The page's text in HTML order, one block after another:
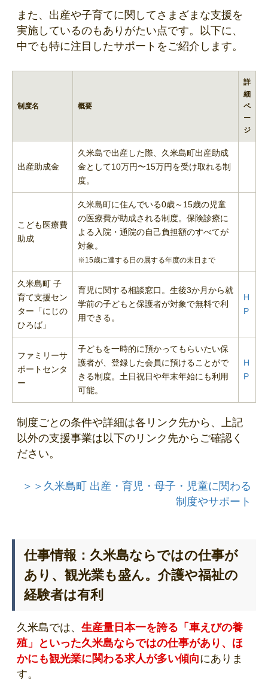
また、出産や子育てに関してさまざまな支援を
実施しているのもありがたい点です。以下に、
中でも特に注目したサポートをご紹介します。
制度名 概要
詳
細
ペ
ー
ジ
出産助成金
久米島で出産した際、久米島町出産助成
金として10万円〜15万円を受け取れる制
度。
こども医療費
助成
久米島町に住んでいる0歳～15歳の児童
の医療費が助成される制度。保険診療に
よる入院・通院の自己負担額のすべてが
対象。
※15歳に達する日の属する年度の末日まで
久米島町 子
育て支援セン
ター「にじの
ひろば」
育児に関する相談窓口。生後3か月から就
学前の子どもと保護者が対象で無料で利
用できる。
H
P
ファミリーサ
ポートセンタ
ー
子どもを一時的に預かってもらいたい保
護者が、登録した会員に預けることがで
きる制度。土日祝日や年末年始にも利用
可能。
H
P
制度ごとの条件や詳細は各リンク先から、上記
以外の支援事業は以下のリンク先からご確認く
ださい。
＞＞久米島町 出産・育児・母子・児童に関わる
制度やサポート
仕事情報：久米島ならではの仕事が
あり、観光業も盛ん。介護や福祉の
経験者は有利
久米島では、 生産量日本一を誇る「車えびの養
殖」といった久米島ならではの仕事があり、ほ
かにも観光業に関わる求人が多い傾向にありま
す。